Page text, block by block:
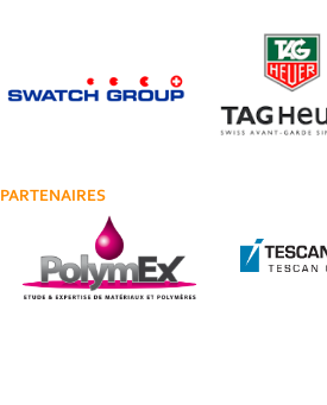
PARTENAIRES